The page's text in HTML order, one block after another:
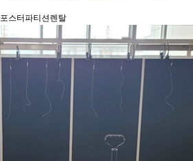
포스터파티션렌탈